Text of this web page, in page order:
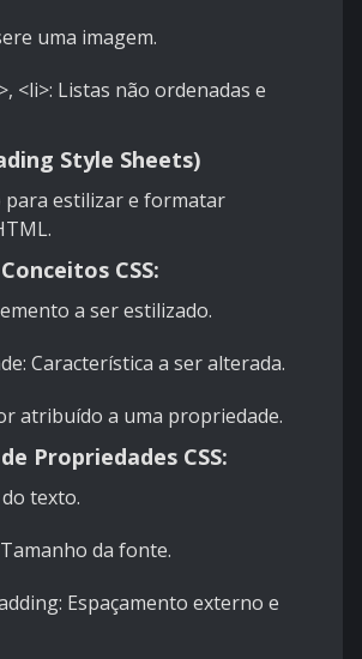
uma imagem.
<li>: Listas não ordenadas e
Style Sheets)
para estilizar e formatar
CSS:
a ser estilizado.
Característica a ser alterada.
atribuído a uma propriedade.
Propriedades CSS:
texto.
da fonte.
Espaçamento externo e